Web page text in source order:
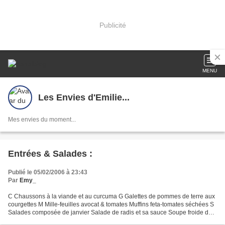
Publicité
MENU
Les Envies d'Emilie...
Mes envies du moment...
Entrées & Salades :
Publié le 05/02/2006 à 23:43
Par Emy_
C Chaussons à la viande et au curcuma G Galettes de pommes de terre aux
courgettes M Mille-feuilles avocat & tomates Muffins feta-tomates séchées S
Salades composée de janvier Salade de radis et sa sauce Soupe froide de